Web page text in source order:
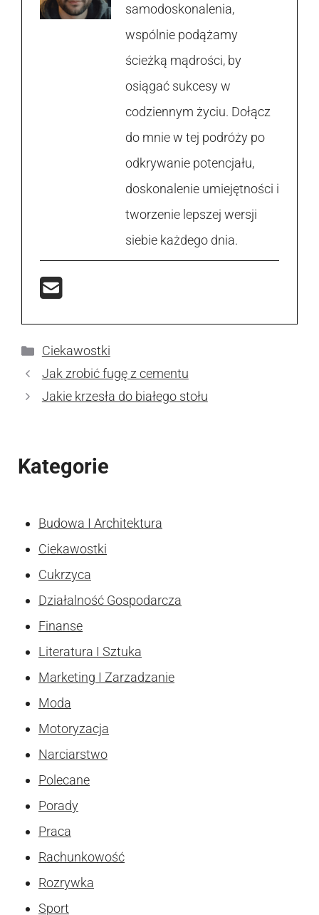
samodoskonalenia,
wspólnie podążamy
ścieżką mądrości, by
osiągać sukcesy w
codziennym życiu. Dołącz
do mnie w tej podróży po
odkrywanie potencjału,
doskonalenie umiejętności i
tworzenie lepszej wersji
siebie każdego dnia.
Kategorie
Ciekawostki
Jak zrobić fugę z cementu
Jakie krzesła do białego stołu
Kategorie
Budowa I Architektura
Ciekawostki
Cukrzyca
Działalność Gospodarcza
Finanse
Literatura I Sztuka
Marketing I Zarzadzanie
Moda
Motoryzacja
Narciarstwo
Polecane
Porady
Praca
Rachunkowość
Rozrywka
Sport